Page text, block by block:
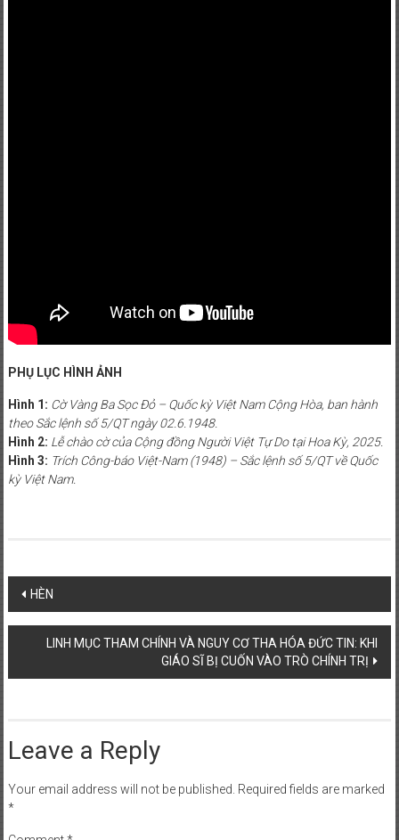
PHỤ LỤC HÌNH ẢNH
Hình 1: Cờ Vàng Ba Sọc Đỏ – Quốc kỳ Việt Nam Cộng Hòa, ban hành
theo Sắc lệnh số 5/QT ngày 02.6.1948.
Hình 2: Lễ chào cờ của Cộng đồng Người Việt Tự Do tại Hoa Kỳ, 2025.
Hình 3: Trích Công-báo Việt-Nam (1948) – Sắc lệnh số 5/QT về Quốc
kỳ Việt Nam.
Post
navigation
HÈN
LINH MỤC THAM CHÍNH VÀ NGUY CƠ THA HÓA ĐỨC TIN: KHI
GIÁO SĨ BỊ CUỐN VÀO TRÒ CHÍNH TRỊ
Leave a Reply
Your email address will not be published. Required fields are marked
*